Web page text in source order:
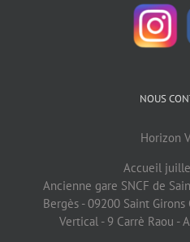
NOUS
Horizon
Accueil
Ancienne gare SNCF de
Bergès - 09200 Saint
Vertical - 9 Carrè Raou -